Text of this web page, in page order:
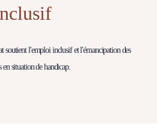
soutient l'emploi inclusif et l'émancipation des
en situation de handicap.